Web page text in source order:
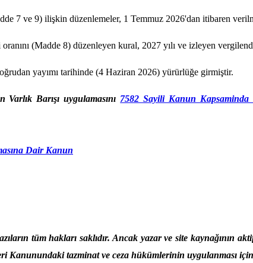
7 ve 9) ilişkin düzenlemeler, 1 Temmuz 2026'dan itibaren
(Madde 8) düzenleyen kural, 2027 yılı ve izleyen
yayımı tarihinde (4 Haziran 2026) yürürlüğe girmiştir.
Barışı uygulamasını 7582 Sayili Kanun Kapsaminda
Dair Kanun
tüm hakları saklıdır. Ancak yazar ve site
Kanunundaki tazminat ve ceza hükümlerinin uygulanması